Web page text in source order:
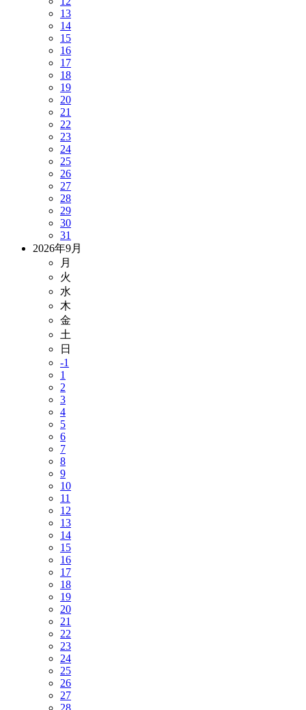
13
14
15
16
17
18
19
20
21
22
23
24
25
26
27
28
29
30
31
2026年9月
月
火
水
木
金
土
日
-1
1
2
3
4
5
6
7
8
9
10
11
12
13
14
15
16
17
18
19
20
21
22
23
24
25
26
27
28